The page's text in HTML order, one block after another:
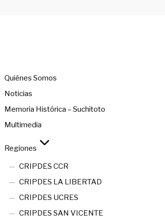
Quiénes Somos
Noticias
Memoria Histórica – Suchitoto
Multimedia
Regiones
CRIPDES CCR
CRIPDES LA LIBERTAD
CRIPDES UCRES
CRIPDES SAN VICENTE